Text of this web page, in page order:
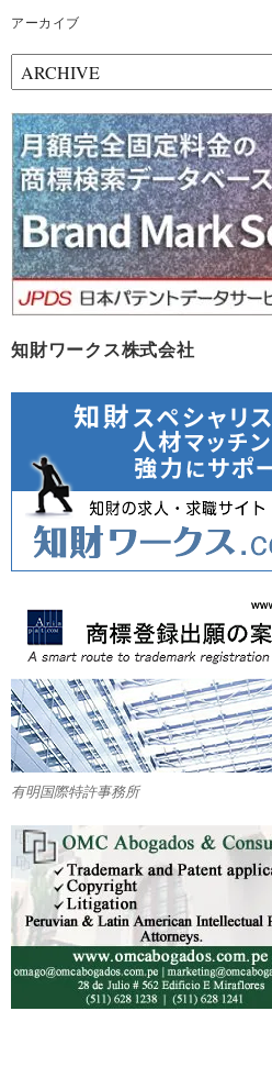
アーカイブ
ー
カ
イ
ブ
知財ワークス株式会社
有明国際特許事務所